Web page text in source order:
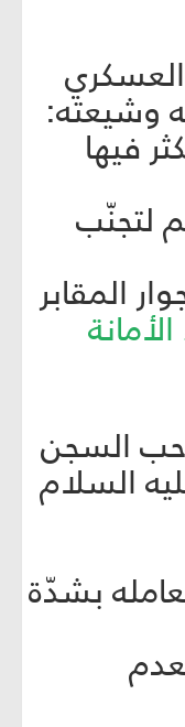
العسكري
وشيعته:
فيها
لتجنّب
المقابر
السجن
السلام
بشدّة